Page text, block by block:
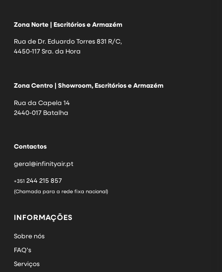
Zona Norte | Escritórios e Armazém
Rua de Dr. Eduardo Torres 831 R/C,
4450-117 Sra. da Hora
Zona Centro | Showroom, Escritórios e Armazém
Rua da Capela 14
2440-017 Batalha
Contactos
geral@infinityair.pt
+351 244 215 857
(Chamada para a rede fixa nacional)
INFORMAÇÕES
Sobre nós
FAQ's
Serviços